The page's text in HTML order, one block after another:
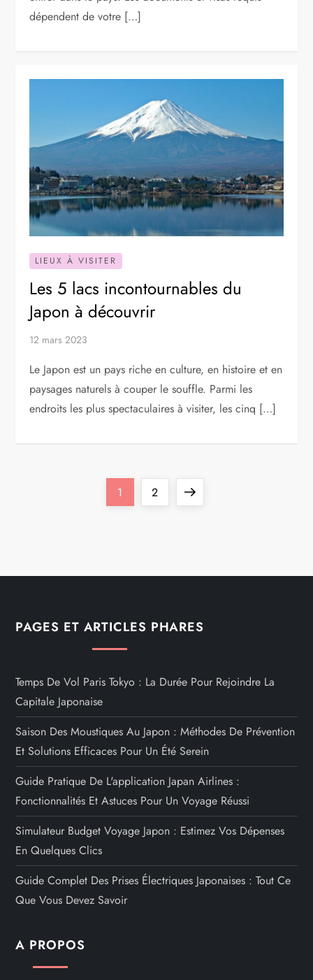
dépendent de votre […]
LIEUX À VISITER
Les 5 lacs incontournables du
Japon à découvrir
12 mars 2023
Le Japon est un pays riche en culture, en histoire et en
paysages naturels à couper le souffle. Parmi les
endroits les plus spectaculaires à visiter, les cinq […]
n
t
i
o
n
d
e
s
u
Page
1 Page
2
Next
PAGES ET ARTICLES PHARES
Temps De Vol Paris Tokyo : La Durée Pour Rejoindre La
Capitale Japonaise
Saison Des Moustiques Au Japon : Méthodes De Prévention
Et Solutions Efficaces Pour Un Été Serein
Guide Pratique De L'application Japan Airlines :
Fonctionnalités Et Astuces Pour Un Voyage Réussi
Simulateur Budget Voyage Japon : Estimez Vos Dépenses
En Quelques Clics
Guide Complet Des Prises Électriques Japonaises : Tout Ce
Que Vous Devez Savoir
A PROPOS